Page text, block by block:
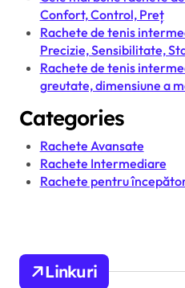
Confort, Control, Preț
Rachete de tenis
Precizie, Sensibilitate,
Rachete de tenis
greutate, dimensiune a
Categories
Rachete Avansate
Rachete Intermediare
Rachete pentru
Linkuri